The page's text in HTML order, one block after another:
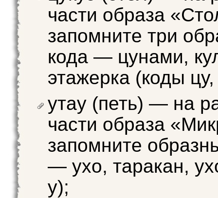
части образа
запомните три
кода — цунами,
этажерка (коды цу,
утау (петь) — на
части образа
запомните
— ухо, таракан,
у);